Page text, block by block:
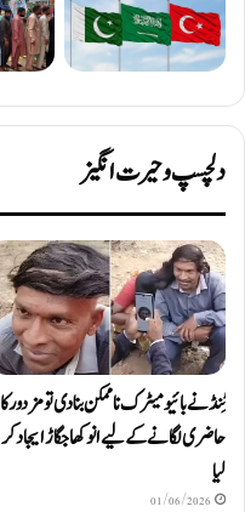
دلچسپ و حیرت انگیز
ٹِنڈ نے بائیومیٹرک ناممکن بنا دی تو مزدور کا
حاضری لگانے کے لیے انوکھا جگاڑ ایجاد کر
لیا
01/06/2026